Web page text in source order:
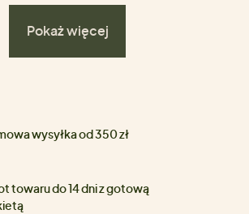
Pokaż więcej
wysyłka od 350 zł
towaru do 14 dni z gotową